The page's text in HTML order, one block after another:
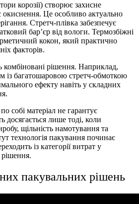
корозії) створює захисне
окиснення. Це особливо актуально
Стретч-плівка забезпечує
бар’єр від вологи. Термозбіжні
кокон, який практично
факторів.
комбіновані рішення. Наприклад,
із багатошаровою стретч-обмоткою
ефекту навіть у складних
собі матеріал не гарантує
досягається лише тоді, коли
щільність намотування та
технологія пакування починає
із категорії витрат у
пакувальних рішень